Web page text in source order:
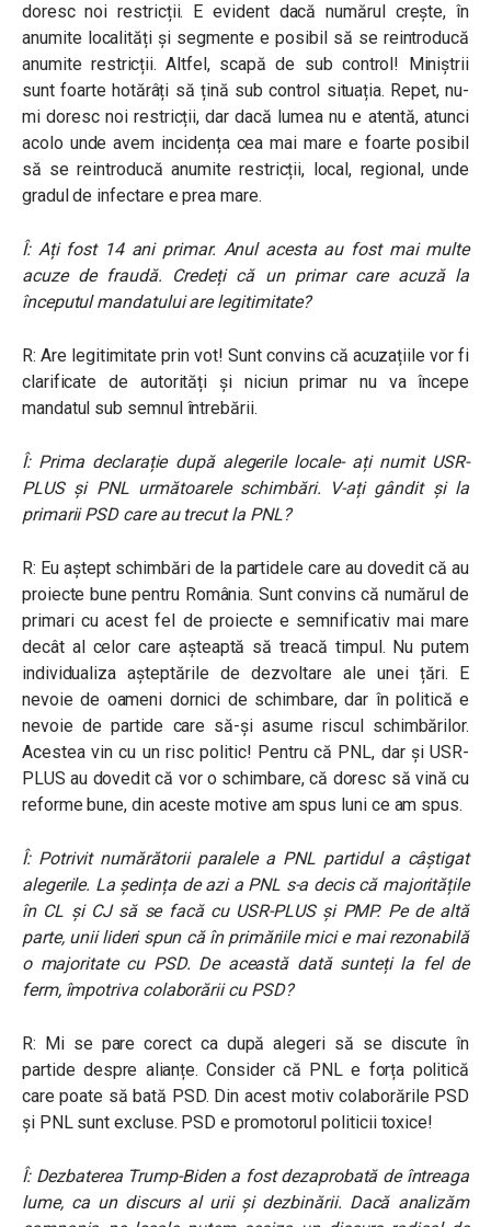
doresc noi restricții. E evident dacă numărul crește, în
anumite localități și segmente e posibil să se reintroducă
anumite restricții. Altfel, scapă de sub control! Miniștrii
sunt foarte hotărâți să țină sub control situația. Repet, nu-
mi doresc noi restricții, dar dacă lumea nu e atentă, atunci
acolo unde avem incidența cea mai mare e foarte posibil
să se reintroducă anumite restricții, local, regional, unde
gradul de infectare e prea mare.
Î: Ați fost 14 ani primar. Anul acesta au fost mai multe
acuze de fraudă. Credeți că un primar care acuză la
începutul mandatului are legitimitate?
R: Are legitimitate prin vot! Sunt convins că acuzațiile vor fi
clarificate de autorități și niciun primar nu va începe
mandatul sub semnul întrebării.
Î: Prima declarație după alegerile locale- ați numit USR-
PLUS și PNL următoarele schimbări. V-ați gândit și la
primarii PSD care au trecut la PNL?
R: Eu aștept schimbări de la partidele care au dovedit că au
proiecte bune pentru România. Sunt convins că numărul de
primari cu acest fel de proiecte e semnificativ mai mare
decât al celor care așteaptă să treacă timpul. Nu putem
individualiza așteptările de dezvoltare ale unei țări. E
nevoie de oameni dornici de schimbare, dar în politică e
nevoie de partide care să-și asume riscul schimbărilor.
Acestea vin cu un risc politic! Pentru că PNL, dar și USR-
PLUS au dovedit că vor o schimbare, că doresc să vină cu
reforme bune, din aceste motive am spus luni ce am spus.
Î: Potrivit numărătorii paralele a PNL partidul a câștigat
alegerile. La ședința de azi a PNL s-a decis că majoritățile
în CL și CJ să se facă cu USR-PLUS și PMP. Pe de altă
parte, unii lideri spun că în primăriile mici e mai rezonabilă
o majoritate cu PSD. De această dată sunteți la fel de
ferm, împotriva colaborării cu PSD?
R: Mi se pare corect ca după alegeri să se discute în
partide despre alianțe. Consider că PNL e forța politică
care poate să bată PSD. Din acest motiv colaborările PSD
și PNL sunt excluse. PSD e promotorul politicii toxice!
Î: Dezbaterea Trump-Biden a fost dezaprobată de întreaga
lume, ca un discurs al urii și dezbinării. Dacă analizăm